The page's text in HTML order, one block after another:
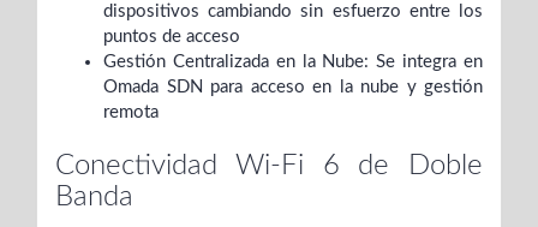
dispositivos cambiando sin esfuerzo entre los
puntos de acceso
Gestión Centralizada en la Nube: Se integra en
Omada SDN para acceso en la nube y gestión
remota
Conectividad Wi-Fi 6 de Doble
Banda